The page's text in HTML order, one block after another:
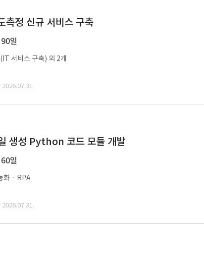
측정 신규 서비스 구축
90일
서비스 구축) 외 2개
2026.07.31.
생성 Python 코드 모듈 개발
60일
화ㆍRPA
2026.07.31.